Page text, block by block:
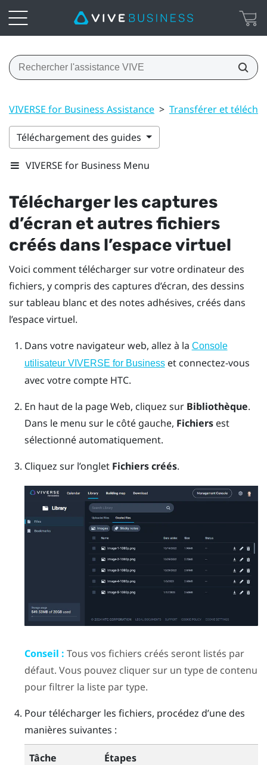
VIVERSE for Business Assistance > Transférer et
Téléchargement des guides
VIVERSE for Business Menu
Télécharger les captures
d’écran et autres fichiers
créés dans l’espace virtuel
Voici comment télécharger sur votre ordinateur des
fichiers, y compris des captures d’écran, des dessins
sur tableau blanc et des notes adhésives, créés dans
l’espace virtuel.
Dans votre navigateur web, allez à la Console
utilisateur VIVERSE for Businesset connectez-vous
avec votre compte HTC.
En haut de la page Web, cliquez sur Bibliothèque.
Dans le menu sur le côté gauche, Fichiersest
sélectionné automatiquement.
Cliquez sur l’onglet Fichiers créés.
Conseil : Tous vos fichiers créés seront listés par
défaut. Vous pouvez cliquer sur un type de contenu
pour filtrer la liste par type.
Pour télécharger les fichiers, procédez d’une des
manières suivantes :
Tâche
Étapes